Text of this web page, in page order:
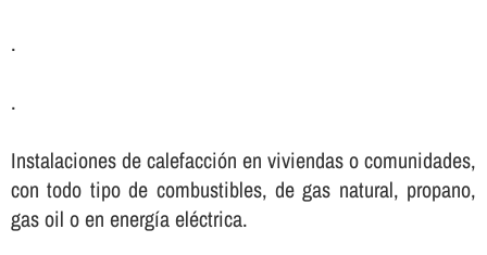
.
.
Instalaciones de calefacción en viviendas o comunidades,
con todo tipo de combustibles, de gas natural, propano,
gas oil o en energí­a eléctrica.